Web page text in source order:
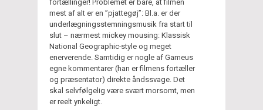
fortællinger! Problemet er bare, at filmen
mest af alt er en ”pjattegøj”: Bl.a. er der
underlægningsstemningsmusik fra start til
slut – nærmest mickey mousing: Klassisk
National Geographic-style og meget
enerverende. Samtidig er nogle af Gameus
egne kommentarer (han er filmens fortæller
og præsentator) direkte åndssvage. Det
skal selvfølgelig være svært morsomt, men
er reelt ynkeligt.